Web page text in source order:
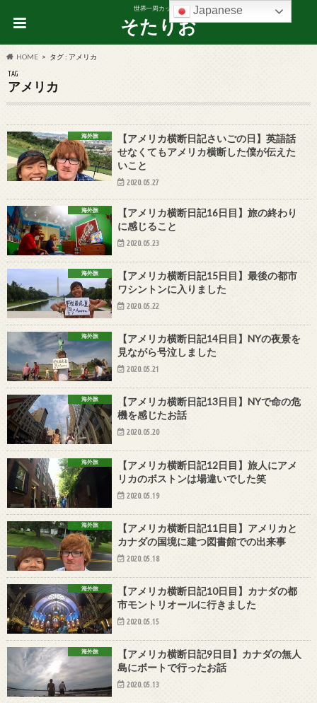
世界一周カップル
そたりお
HOME タグ : アメリカ
TAG
アメリカ
海外旅
【アメリカ横断日記さいごの日】英語話
せなくてもアメリカ横断した僕が伝えた
いこと
2020.05.27
海外旅
【アメリカ横断日記16日目】旅の終わり
に感じること
2020.05.23
海外旅
【アメリカ横断日記15日目】最後の都市
ワシントンに入りました
2020.05.22
海外旅
【アメリカ横断日記14日目】NYの夜景を
見ながら号泣しました
2020.05.21
海外旅
【アメリカ横断日記13日目】NYで命の危
機を感じたお話
2020.05.20
海外旅
【アメリカ横断日記12日目】旅人にアメ
リカのボストンは場違いでした笑
2020.05.19
海外旅
【アメリカ横断日記11日目】アメリカと
カナダの国境に建つ図書館での出来事
2020.05.18
海外旅
【アメリカ横断日記10日目】カナダの都
市モントリオールに行きました
2020.05.15
海外旅
【アメリカ横断日記9日目】カナダの無人
島にボートで行ったお話
2020.05.13
Japanese